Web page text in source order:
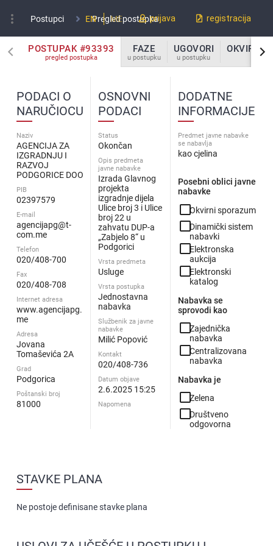
more_vert Postupci Pregled postupka
EN ME prijava registracija
POSTUPAK #93393
pregled postupka
FAZE
u postupku
UGOVORI
u postupku
OKVIRNI
u
OSNOVNI
PODACI
Status
Okončan
Opis predmeta
javne nabavke
Izrada Glavnog
projekta
izgradnje dijela
Ulice broj 3 i Ulice
broj 22 u
zahvatu DUP-a
„Zabjelo 8“ u
Podgorici
Vrsta predmeta
Usluge
Vrsta postupka
Jednostavna
nabavka
Službenik za javne
nabavke
Milić Popović
Kontakt
020/408-736
Datum objave
2.6.2025 15:25
Napomena
DODATNE
INFORMACIJE
Predmet javne nabavke
se nabavlja
kao cjelina
Posebni oblici javne
nabavke
check_box_outline_blankOkvirni sporazum
check_box_outline_blankDinamički sistem
nabavki
check_box_outline_blankElektronska
aukcija
check_box_outline_blankElektronski
katalog
Nabavka se
sprovodi kao
check_box_outline_blankZajednička
nabavka
check_box_outline_blankCentralizovana
nabavka
Nabavka je
check_box_outline_blankZelena
check_box_outline_blankDruštveno
odgovorna
PODACI O
NARUČIOCU
Naziv
AGENCIJA ZA
IZGRADNJU I
RAZVOJ
PODGORICE DOO
PIB
02397579
E-mail
agencijapg@t-
com.me
Telefon
020/408-700
Fax
020/408-708
Internet adresa
www.agencijapg.
me
Adresa
Jovana
Tomaševića 2A
Grad
Podgorica
Poštanski broj
81000
STAVKE PLANA
Ne postoje definisane stavke plana